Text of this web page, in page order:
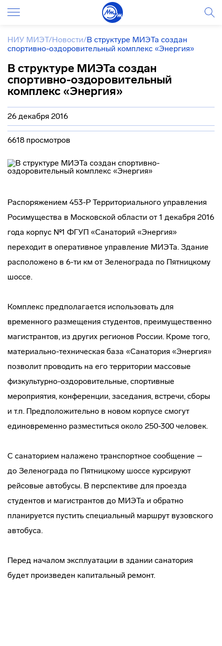
НИУ МИЭТ/Новости/В структуре МИЭТа создан
спортивно-оздоровительный комплекс «Энергия»
В структуре МИЭТа создан
спортивно-оздоровительный
комплекс «Энергия»
26 декабря 2016
6618 просмотров
Распоряжением 453-Р Территориального управления
Росимущества в Московской области от 1 декабря 2016
года корпус №1 ФГУП «Санаторий «Энергия»
переходит в оперативное управление МИЭТа. Здание
расположено в 6-ти км от Зеленограда по Пятницкому
шоссе.
Комплекс предполагается использовать для
временного размещения студентов, преимущественно
магистрантов, из других регионов России. Кроме того,
материально-техническая база «Санатория «Энергия»
позволит проводить на его территории массовые
физкультурно-оздоровительные, спортивные
мероприятия, конференции, заседания, встречи, сборы
и т.п. Предположительно в новом корпусе смогут
единовременно разместиться около 250-300 человек.
С санаторием налажено транспортное сообщение –
до Зеленограда по Пятницкому шоссе курсируют
рейсовые автобусы. В перспективе для проезда
студентов и магистрантов до МИЭТа и обратно
планируется пустить специальный маршрут вузовского
автобуса.
Перед началом эксплуатации в здании санатория
будет произведен капитальный ремонт.